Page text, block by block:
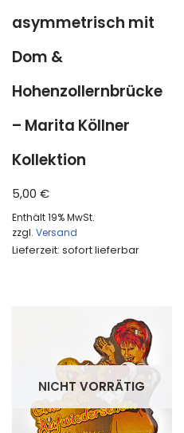
asymmetrisch mit
Dom &
Hohenzollernbrücke
– Marita Köllner
Kollektion
5,00 €
Enthält 19% MwSt.
zzgl. Versand
Lieferzeit: sofort lieferbar
NICHT VORRÄTIG